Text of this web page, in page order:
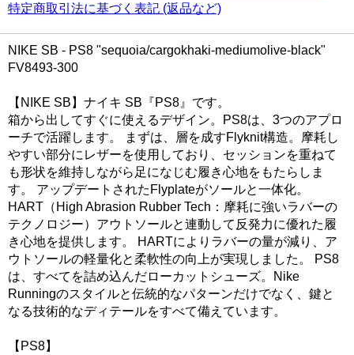
特定商取引法に基づく表記 (返品など)
NIKE SB - PS8 "sequoia/cargokhaki-mediumolive-black"
FV8493-300
【NIKE SB】ナイキ SB『PS8』です。
箱から出してすぐに使えるデザイン。PS8は、3つのアプロ
ーチで活躍します。 まずは、層を成すFlyknit構造。摩耗し
やすい部分にレザーを使用しており、セッションを重ねて
も形状を維持しながら足になじむ履き心地をもたらしま
す。 アップデートされたFlyplateがソールと一体化。
HART（High Abrasion Rubber Tech：摩耗に強いラバーの
テクノロジー）アウトソールと連動して反発力に優れた履
き心地を提供します。 HARTによりラバーの量が減り、ア
ウトソールの軽量化と柔軟性の向上が実現しました。 PS8
は、すべてを詰め込んだローカットシューズ。Nike
Runningのスタイルと伝統的なパターンだけでなく、鍵と
なる技術的なディテールをすべて備えています。
【PS8】